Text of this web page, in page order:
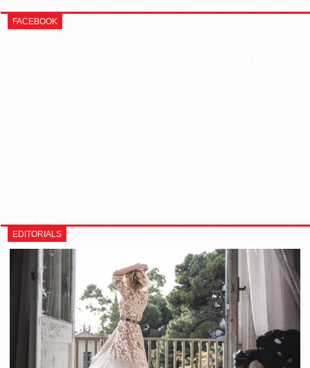
FACEBOOK
EDITORIALS